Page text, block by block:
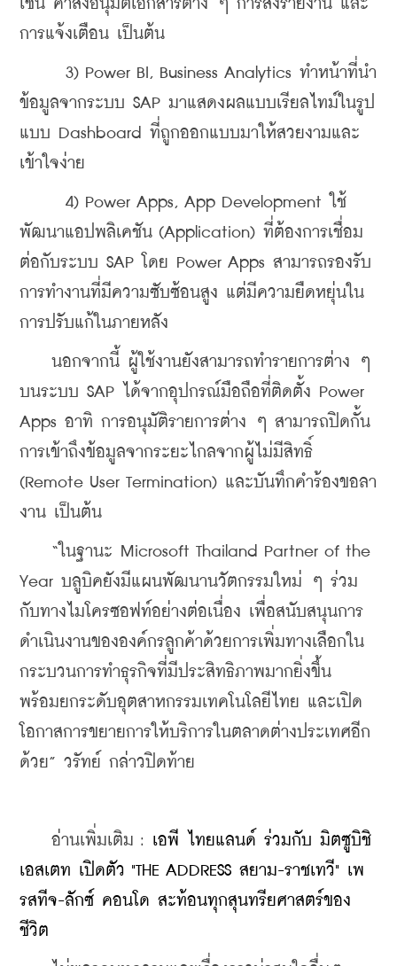
เช่น คำสั่งอนุมัติเอกสารต่าง ๆ การส่งรายงาน และ
การแจ้งเตือน เป็นต้น
3) Power BI, Business Analytics ทำหน้าที่นำ
ข้อมูลจากระบบ SAP มาแสดงผลแบบเรียลไทม์ในรูป
แบบ Dashboard ที่ถูกออกแบบมาให้สวยงามและ
เข้าใจง่าย
4) Power Apps, App Development ใช้
พัฒนาแอปพลิเคชัน (Application) ที่ต้องการเชื่อม
ต่อกับระบบ SAP โดย Power Apps สามารถรองรับ
การทำงานที่มีความซับซ้อนสูง แต่มีความยืดหยุ่นใน
การปรับแก้ในภายหลัง
นอกจากนี้ ผู้ใช้งานยังสามารถทำรายการต่าง ๆ
บนระบบ SAP ได้จากอุปกรณ์มือถือที่ติดตั้ง Power
Apps อาทิ การอนุมัติรายการต่าง ๆ สามารถปิดกั้น
การเข้าถึงข้อมูลจากระยะไกลจากผู้ไม่มีสิทธิ์
(Remote User Termination) และบันทึกคำร้องขอลา
งาน เป็นต้น
“ในฐานะ Microsoft Thailand Partner of the
Year บลูบิคยังมีแผนพัฒนานวัตกรรมใหม่ ๆ ร่วม
กับทางไมโครซอฟท์อย่างต่อเนื่อง เพื่อสนับสนุนการ
ดำเนินงานขององค์กรลูกค้าด้วยการเพิ่มทางเลือกใน
กระบวนการทำธุรกิจที่มีประสิทธิภาพมากยิ่งขึ้น
พร้อมยกระดับอุตสาหกรรมเทคโนโลยีไทย และเปิด
โอกาสการขยายการให้บริการในตลาดต่างประเทศอีก
ด้วย” วรัทย์ กล่าวปิดท้าย
อ่านเพิ่มเติม : เอพี ไทยแลนด์ ร่วมกับ มิตซูบิชิ
เอสเตท เปิดตัว "THE ADDRESS สยาม-ราชเทวี" เพ
รสทีจ-ลักซ์ คอนโด สะท้อนทุกสุนทรียศาสตร์ของ
ชีวิต